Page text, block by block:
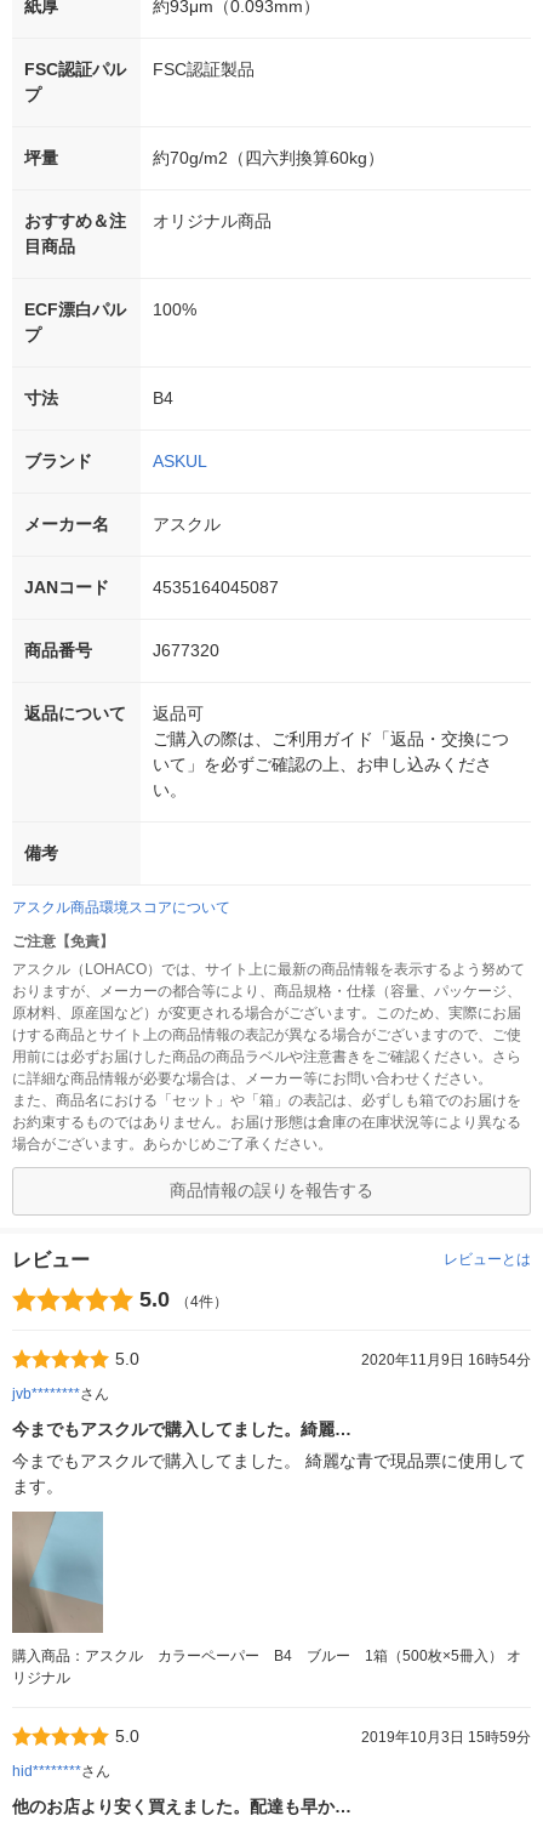
紙厚 約93μm（0.093mm）
FSC認証パル
プ
FSC認証製品
坪量 約70g/m2（四六判換算60kg）
おすすめ＆注
目商品
オリジナル商品
ECF漂白パル
プ
100%
寸法 B4
ブランド ASKUL
メーカー名 アスクル
JANコード 4535164045087
商品番号 J677320
返品について
返品可
ご購入の際は、ご利用ガイド「返品・交換につ
いて」を必ずご確認の上、お申し込みくださ
い。
備考
アスクル商品環境スコアについて
ご注意【免責】
アスクル（LOHACO）では、サイト上に最新の商品情報を表示するよう努めて
おりますが、メーカーの都合等により、商品規格・仕様（容量、パッケージ、
原材料、原産国など）が変更される場合がございます。このため、実際にお届
けする商品とサイト上の商品情報の表記が異なる場合がございますので、ご使
用前には必ずお届けした商品の商品ラベルや注意書きをご確認ください。さら
に詳細な商品情報が必要な場合は、メーカー等にお問い合わせください。
また、商品名における「セット」や「箱」の表記は、必ずしも箱でのお届けを
お約束するものではありません。お届け形態は倉庫の在庫状況等により異なる
場合がございます。あらかじめご了承ください。
商品情報の誤りを報告する
レビュー レビューとは
5.0 （4件）
5.0
2020年11月9日 16時54分
jvb********さん
今までもアスクルで購入してました。綺麗…
今までもアスクルで購入してました。 綺麗な青で現品票に使用して
ます。
購入商品：アスクル カラーペーパー B4 ブルー 1箱（500枚×5冊入） オ
リジナル
5.0
2019年10月3日 15時59分
hid********さん
他のお店より安く買えました。配達も早か…